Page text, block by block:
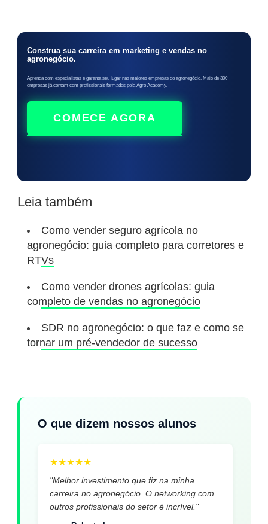
Construa sua carreira em marketing e vendas no
agronegócio.
Aprenda com especialistas e garanta seu lugar nas maiores empresas do agronegócio. Mais de 300
empresas já contam com profissionais formados pela Agro Academy.
COMECE AGORA
Leia também
Como vender seguro agrícola no
agronegócio: guia completo para corretores e
RTVs
Como vender drones agrícolas: guia
completo de vendas no agronegócio
SDR no agronegócio: o que faz e como se
tornar um pré-vendedor de sucesso
O que dizem nossos alunos
★★★★★
"Melhor investimento que fiz na minha
carreira no agronegócio. O networking com
outros profissionais do setor é incrível."